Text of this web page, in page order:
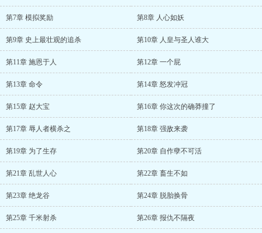
第7章 模拟奖励 第8章 人心如妖
第9章 史上最壮观的追杀 第10章 人皇与圣人谁大
第11章 施恩于人 第12章 一个屁
第13章 命令 第14章 怒发冲冠
第15章 赵大宝 第16章 你这次的确莽撞了
第17章 辱人者横杀之 第18章 强敌来袭
第19章 为了生存 第20章 自作孽不可活
第21章 乱世人心 第22章 畜生不如
第23章 绝龙谷 第24章 脱胎换骨
第25章 千米射杀 第26章 报仇不隔夜